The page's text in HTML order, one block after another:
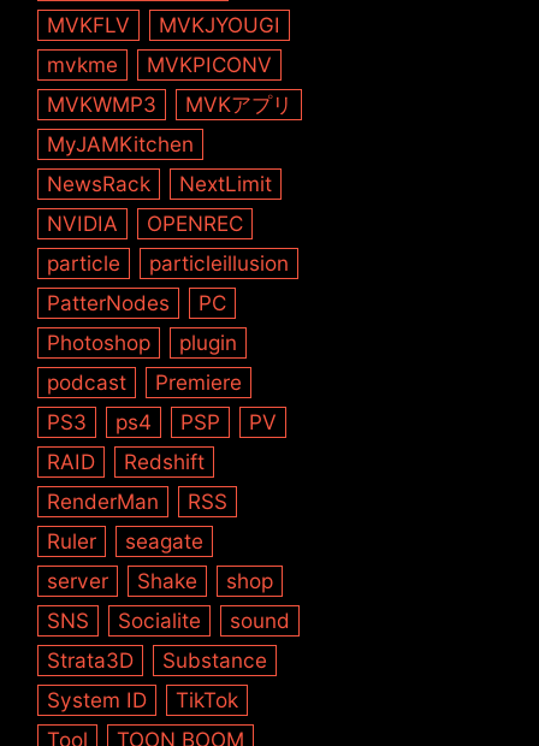
MVKFLV
MVKJYOUGI
mvkme
MVKPICONV
MVKWMP3
MVKアプリ
MyJAMKitchen
NewsRack
NextLimit
NVIDIA
OPENREC
particle
particleillusion
PatterNodes
PC
Photoshop
plugin
podcast
Premiere
PS3
ps4 PSP
PV
RAID
Redshift
RenderMan
RSS
Ruler
seagate
server
Shake
shop
SNS
Socialite
sound
Strata3D
Substance
System ID
TikTok
Tool
TOON BOOM